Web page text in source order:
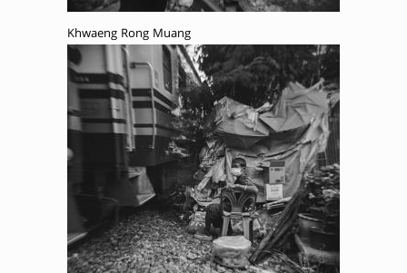
Khwaeng Rong Muang